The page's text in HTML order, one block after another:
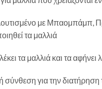
με Μπαομπάμπ,
τα μαλλιά
τα μαλλιά και τα αφήνει
σύνθεση για την